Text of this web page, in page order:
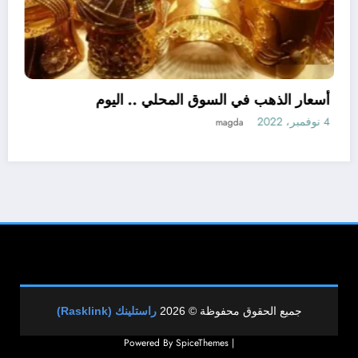
اللواء هشام آمنة : تمويل 394 مشروعاً صغيراً
الصغر بجملة استثمارات 6 ملايين جنيه
نبض مصر الحره
جميع الحقوق محفوظة © 2026 راستلينك (Rasklink)
| Powered By
SpiceThemes